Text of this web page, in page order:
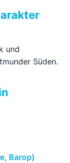
und
Süden.
Barop)